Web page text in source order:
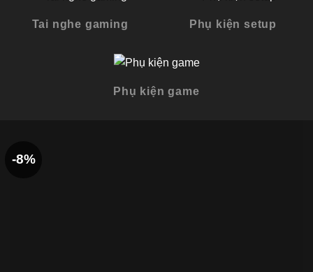
Tai nghe gaming Phụ kiện setup
Phụ kiện game
-8%